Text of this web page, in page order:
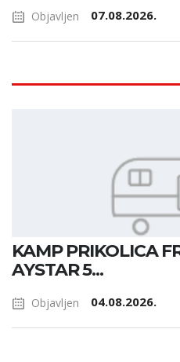
Objavljen 07.08.2026.
KAMP PRIKOLICA
AYSTAR 5...
Objavljen 04.08.2026.